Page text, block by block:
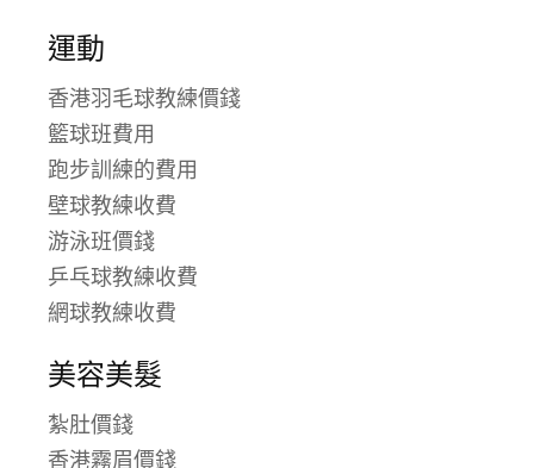
運動
香港羽毛球教練價錢
籃球班費用
跑步訓練的費用
壁球教練收費
游泳班價錢
乒乓球教練收費
網球教練收費
美容美髮
紮肚價錢
香港霧眉價錢